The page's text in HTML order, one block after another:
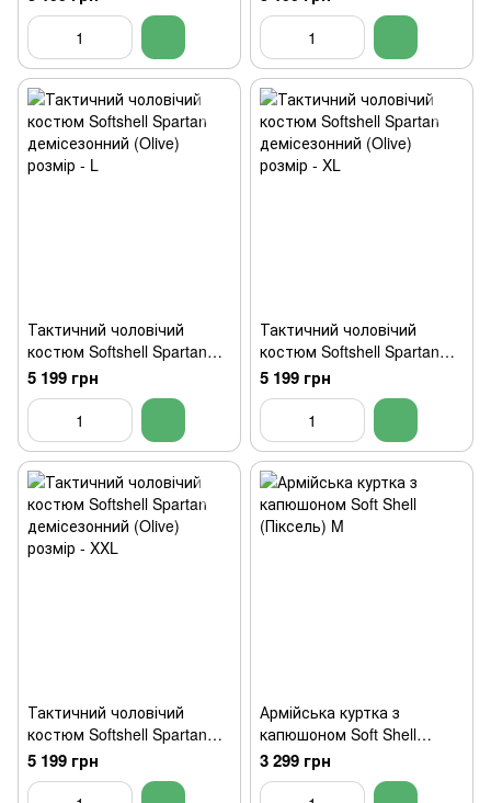
розмір — S
Тактичний чоловічий
костюм Softshell Spartan
демісезонний (Olive)
розмір - L
5 199 грн
Тактичний чоловічий
костюм Softshell Spartan
демісезонний (Olive)
розмір - XL
5 199 грн
Тактичний чоловічий
костюм Softshell Spartan
демісезонний (Olive)
розмір - XXL
5 199 грн
Армійська куртка з
капюшоном Soft Shell
(Піксель) M
3 299 грн